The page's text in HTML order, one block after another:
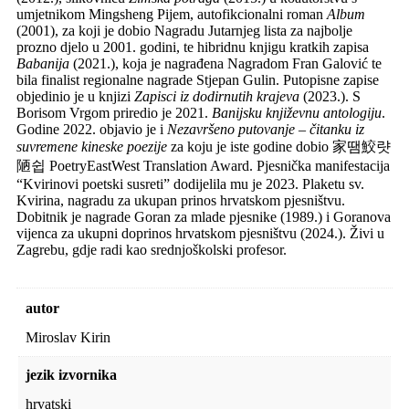
umjetnikom Mingsheng Pijem, autofikcionalni roman Album
(2001), za koji je dobio Nagradu Jutarnjeg lista za najbolje
prozno djelo u 2001. godini, te hibridnu knjigu kratkih zapisa
Babanija (2021.), koja je nagrađena Nagradom Fran Galović te
bila finalist regio­nalne nagrade Stjepan Gulin. Putopisne zapise
objedinio je u knjizi Zapisci iz dodirnutih krajeva (2023.). S
Borisom Vrgom priredio je 2021. Banijsku književnu antologiju.
Godine 2022. objavio je i Nezavršeno putovanje – čitanku iz
suvremene kineske poezije za koju je iste godine dobio 家땜鮫럇
陋쉽 PoetryEastWest Translation Award. Pjesnička manifestacija
“Kvirinovi poetski susreti” dodijelila mu je 2023. Plaketu sv.
Kvirina, nagradu za ukupan prinos hrvatskom pjesništvu.
Dobitnik je nagrade Goran za mlade pjesnike (1989.) i Goranova
vijenca za ukupni doprinos hrvatskom pjesništvu (2024.). Živi u
Zagrebu, gdje radi kao srednjoškolski profesor.
autor
Miroslav Kirin
jezik izvornika
hrvatski